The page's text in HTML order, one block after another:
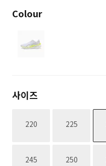
Colour
사이즈
220재고없음 225재고없음
245재고없음 250재고없음